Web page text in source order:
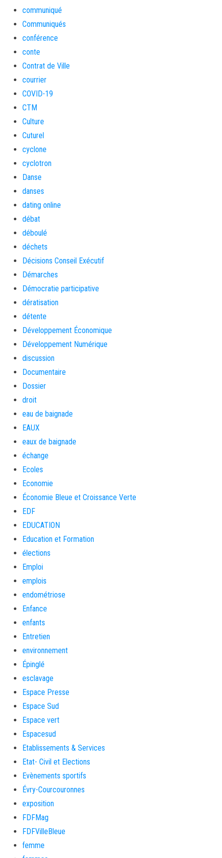
communiqué
Communiqués
conférence
conte
Contrat de Ville
courrier
COVID-19
CTM
Culture
Cuturel
cyclone
cyclotron
Danse
danses
dating online
débat
déboulé
déchets
Décisions Conseil Exécutif
Démarches
Démocratie participative
dératisation
détente
Développement Économique
Développement Numérique
discussion
Documentaire
Dossier
droit
eau de baignade
EAUX
eaux de baignade
échange
Ecoles
Economie
Économie Bleue et Croissance Verte
EDF
EDUCATION
Education et Formation
élections
Emploi
emplois
endométriose
Enfance
enfants
Entretien
environnement
Épinglé
esclavage
Espace Presse
Espace Sud
Espace vert
Espacesud
Etablissements & Services
Etat- Civil et Elections
Evènements sportifs
Évry-Courcouronnes
exposition
FDFMag
FDFVilleBleue
femme